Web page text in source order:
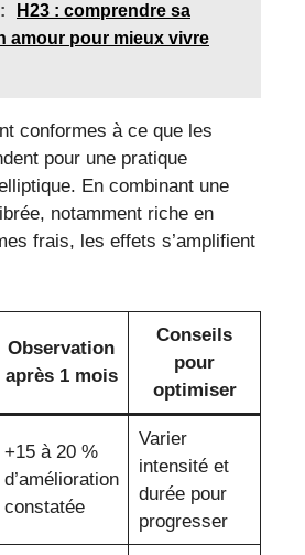
H23 : comprendre sa
amour pour mieux vivre
conformes à ce que les
pour une pratique
En combinant une
notamment riche en
frais, les effets s’amplifient
Observation
après 1 mois
Conseils
pour
optimiser
+15 à 20 %
d’amélioration
constatée
Varier
intensité et
durée pour
progresser